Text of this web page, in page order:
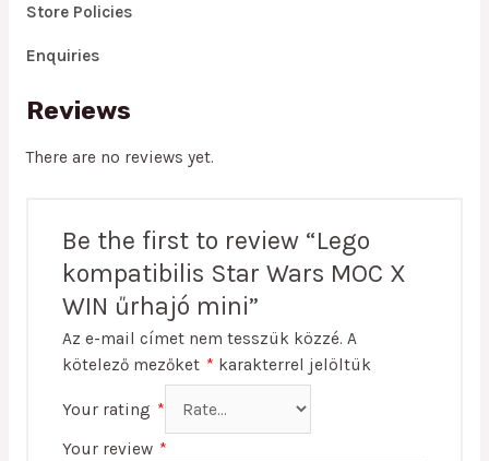
Store Policies
Enquiries
Reviews
There are no reviews yet.
Be the first to review “Lego
kompatibilis Star Wars MOC X
WIN űrhajó mini”
Az e-mail címet nem tesszük közzé. A
kötelező mezőket * karakterrel jelöltük
Your rating *
Your review *